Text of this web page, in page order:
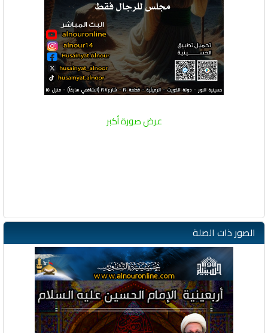
عرض صورة أكبر
الصور ذات الصلة